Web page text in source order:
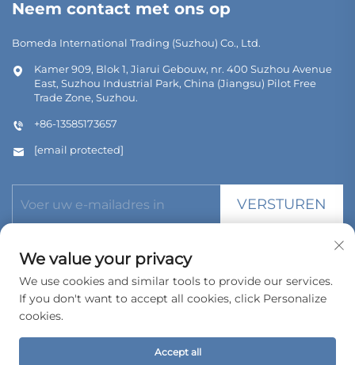
Neem contact met ons op
Bomeda International Trading (Suzhou) Co., Ltd.
Kamer 909, Blok 1, Jiarui Gebouw, nr. 400 Suzhou Avenue
East, Suzhou Industrial Park, China (Jiangsu) Pilot Free
Trade Zone, Suzhou.
+86-13585173657
[email protected]
VERSTUREN
Copyright © 2026 Bomeda International Trading (Suzhou) Co.,
Privacybeleid
We value your privacy
We use cookies and similar tools to provide our services.
If you don't want to accept all cookies, click Personalize
cookies.
Accept all